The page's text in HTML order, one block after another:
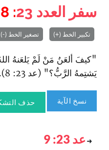
سفر العدد 23
: 8
تكبير الخط (+) تصغير الخط (-)
"كيفَ ألعَنُ مَنْ لَمْ يَلعَنهُ
يَشتِمهُ الرَّبُّ؟" (عد 23: 8).
نسخ الآية حذف
عد 23: 9